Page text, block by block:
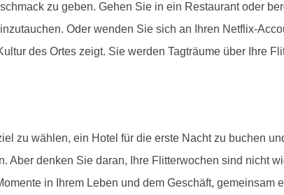
zu geben. Gehen Sie in ein Restaurant oder
Oder wenden Sie sich an Ihren Netflix-
des Ortes zeigt. Sie werden Tagträume über Ihre
zu wählen, ein Hotel für die erste Nacht zu buchen
Aber denken Sie daran, Ihre Flitterwochen sind nicht
in Ihrem Leben und dem Geschäft, gemeinsam